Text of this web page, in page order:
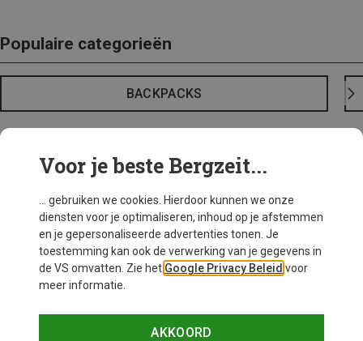
Populaire categorieën
BACKPACKS
Voor je beste Bergzeit...
... gebruiken we cookies. Hierdoor kunnen we onze
diensten voor je optimaliseren, inhoud op je afstemmen
en je gepersonaliseerde advertenties tonen. Je
toestemming kan ook de verwerking van je gegevens in
de VS omvatten. Zie het Google Privacy Beleid voor
meer informatie.
AKKOORD